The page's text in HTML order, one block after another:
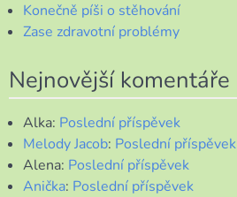
Konečně píši o stěhování
Zase zdravotní problémy
Nejnovější komentáře
Alka: Poslední příspěvek
Melody Jacob: Poslední příspěvek
Alena: Poslední příspěvek
Anička: Poslední příspěvek